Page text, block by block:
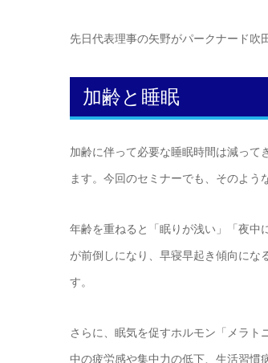
先日代表理事の矢野がパークナード吹
加齢と睡眠
加齢に伴って必要な睡眠時間は減って
ます。今回のセミナーでも、そのよう
年齢を重ねると「眠りが浅い」「夜中
が前倒しになり、早寝早起き傾向にな
す。
さらに、眠気を促すホルモン「メラト
中の疲労感や集中力の低下、生活習慣